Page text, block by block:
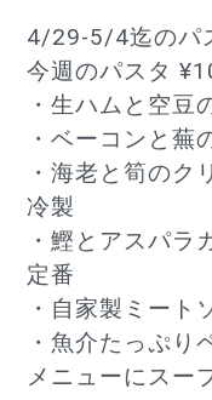
4/29-5/4迄のパ
今週のパスタ
・生ハムと空
・ベーコンと蕪
・海老と筍の
冷製
・鰹とアスパラ
定番
・自家製ミート
・魚介たっぷり
メニューにスー